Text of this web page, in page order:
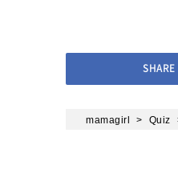
SHARE
mamagirl Quiz